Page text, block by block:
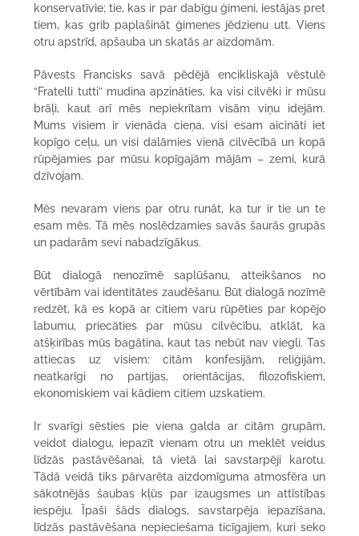
konservatīvie; tie, kas ir par dabīgu ģimeni, iestājas pret
tiem, kas grib paplašināt ģimenes jēdzienu utt. Viens
otru apstrīd, apšauba un skatās ar aizdomām.
Pāvests Francisks savā pēdējā encikliskajā vēstulē
“Fratelli tutti” mudina apzināties, ka visi cilvēki ir mūsu
brāļi, kaut arī mēs nepiekrītam visām viņu idejām.
Mums visiem ir vienāda cieņa, visi esam aicināti iet
kopīgo ceļu, un visi dalāmies vienā cilvēcībā un kopā
rūpējamies par mūsu kopīgajām mājām – zemi, kurā
dzīvojam.
Mēs nevaram viens par otru runāt, ka tur ir tie un te
esam mēs. Tā mēs noslēdzamies savās šaurās grupās
un padarām sevi nabadzīgākus.
Būt dialogā nenozīmē saplūšanu, atteikšanos no
vērtībām vai identitātes zaudēšanu. Būt dialogā nozīmē
redzēt, kā es kopā ar citiem varu rūpēties par kopējo
labumu, priecāties par mūsu cilvēcību, atklāt, ka
atšķirības mūs bagātina, kaut tas nebūt nav viegli. Tas
attiecas uz visiem: citām konfesijām, reliģijām,
neatkarīgi no partijas, orientācijas, filozofiskiem,
ekonomiskiem vai kādiem citiem uzskatiem.
Ir svarīgi sēsties pie viena galda ar citām grupām,
veidot dialogu, iepazīt vienam otru un meklēt veidus
līdzās pastāvēšanai, tā vietā lai savstarpēji karotu.
Tādā veidā tiks pārvarēta aizdomīguma atmosfēra un
sākotnējās šaubas kļūs par izaugsmes un attīstības
iespēju. Īpaši šāds dialogs, savstarpēja iepazīšana,
līdzās pastāvēšana nepieciešama ticīgajiem, kuri seko